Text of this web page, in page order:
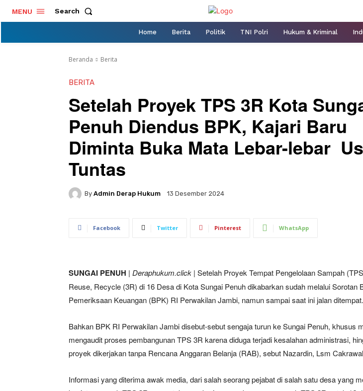
MENU Search
Home Berita Politik TNI Polri Hukum & Kriminal
Beranda Berita
BERITA
Setelah Proyek TPS 3R Kota
Penuh Diendus BPK, Kajari Baru
Diminta Buka Mata Lebar-lebar
Tuntas
By Admin Derap Hukum 13 Desember 2024
Facebook Twitter Pinterest WhatsApp
SUNGAI PENUH | Deraphukum.click | Setelah Proyek Tempat Pengelolaan Sampah
Reuse, Recycle (3R) di 16 Desa di Kota Sungai Penuh dikabarkan sudah melalui Sorotan
Pemeriksaan Keuangan (BPK) RI Perwakilan Jambi, namun sampai saat ini jalan ditempat.
Bahkan BPK RI Perwakilan Jambi disebut-sebut sengaja turun ke Sungai Penuh, khusus
mengaudit proses pembangunan TPS 3R karena diduga terjadi kesalahan administrasi,
proyek dikerjakan tanpa Rencana Anggaran Belanja (RAB), sebut Nazardin, Lsm
Informasi yang diterima awak media, dari salah seorang pejabat di salah satu desa yang